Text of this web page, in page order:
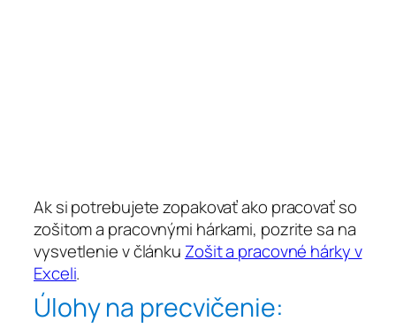
Ak si potrebujete zopakovať ako pracovať so
zošitom a pracovnými hárkami, pozrite sa na
vysvetlenie v článku Zošit a pracovné hárky v
Exceli.
Úlohy na precvičenie: